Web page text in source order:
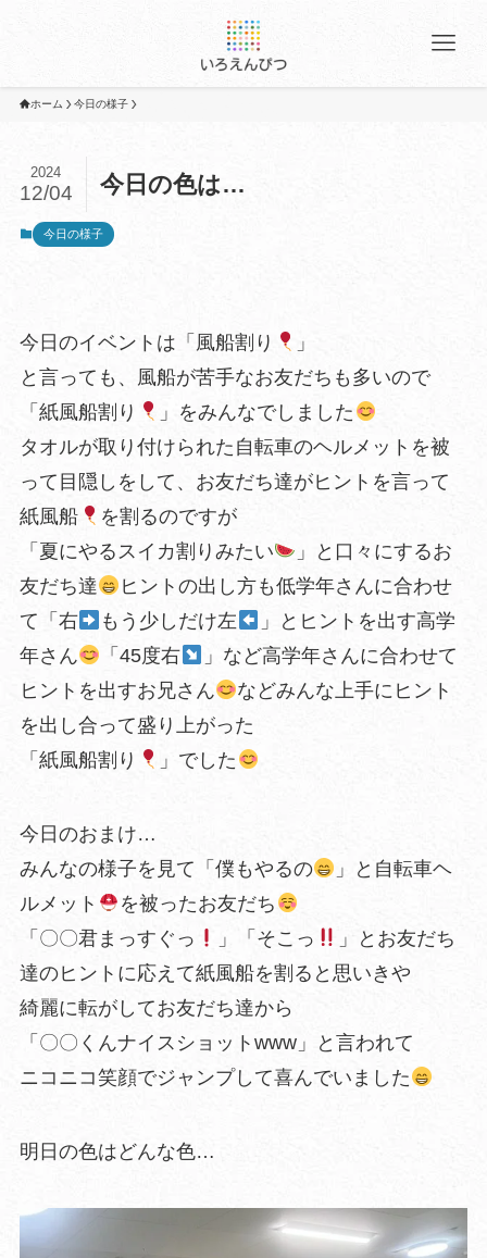
ホーム 今日の様子
今日の色は…
2024
12/04
今日の様子
今日のイベントは「風船割り
」
と言っても、風船が苦手なお友だちも多いので
「紙風船割り
」をみんなでしました
タオルが取り付けられた自転車のヘルメットを被
って目隠しをして、お友だち達がヒントを言って
紙風船
を割るのですが
「夏にやるスイカ割りみたい
」と口々にするお
友だち達
ヒントの出し方も低学年さんに合わせ
て「右
もう少しだけ左
」とヒントを出す高学
年さん
「45度右
」など高学年さんに合わせて
ヒントを出すお兄さん
などみんな上手にヒント
を出し合って盛り上がった
「紙風船割り
」でした
今日のおまけ…
みんなの様子を見て「僕もやるの
」と自転車ヘ
ルメット
を被ったお友だち
「〇〇君まっすぐっ
」「そこっ
」とお友だち
達のヒントに応えて紙風船を割ると思いきや
綺麗に転がしてお友だち達から
「〇〇くんナイスショットwww」と言われて
ニコニコ笑顔でジャンプして喜んでいました
明日の色はどんな色…